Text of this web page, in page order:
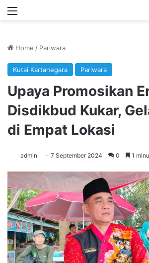
Menu
Home / Pariwara
Kutai Kartanegara Pariwara
Upaya Promosikan
Disdikbud Kukar,
di Empat Lokasi
admin 7 September 2024 0 1